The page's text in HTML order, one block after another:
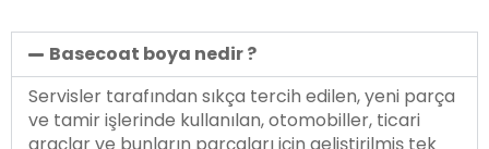
Basecoat boya nedir ?
Servisler tarafından sıkça tercih edilen, yeni parça
ve tamir işlerinde kullanılan, otomobiller, ticari
araçlar ve bunların parçaları için geliştirilmiş tek